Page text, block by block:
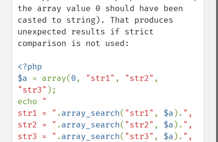
the array value 0 should have been
casted to string). That produces
unexpected results if strict
comparison is not used:
<?php
$a = array(0, "str1" , "str2"
"str3" );
echo "
str1 = " .array_search( "str1" , $a ). ",
str2 = " .array_search( "str2" , $a ). ",
str3 = " .array_search( "str3" , $a ). ",